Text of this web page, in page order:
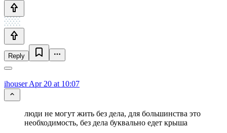
Reply
ihouserApr 20 at 10:07
люди не могут жить без дела, для большинства это
необходимость, без дела буквально едет крыша